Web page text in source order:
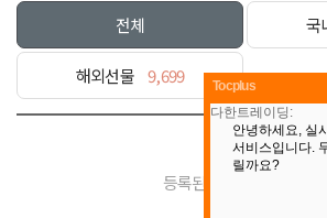
전체 국
해외선물 9,699
등록된 게시물이 없습니다.
Tocplus